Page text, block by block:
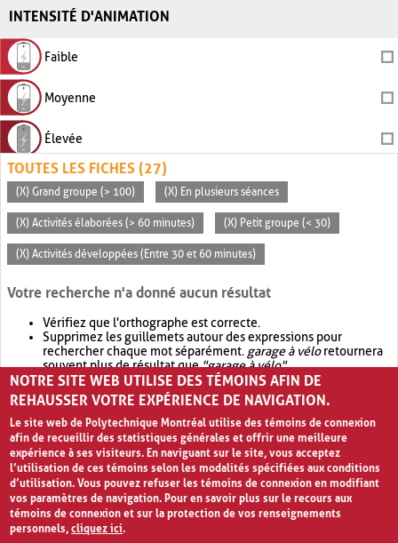
INTENSITÉ D'ANIMATION
Faible
Moyenne
Élevée
TOUTES LES FICHES (27)
(X) Grand groupe (> 100) (X) En plusieurs séances
(X) Activités élaborées (> 60 minutes) (X) Petit groupe (< 30)
(X) Activités développées (Entre 30 et 60 minutes)
Votre recherche n'a donné aucun résultat
Vérifiez que l'orthographe est correcte.
Supprimez les guillemets autour des expressions pour
rechercher chaque mot séparément. garage à véloretournera
souvent plus de résultat que"garage à vélo".
Envisagez d'élargir votre recherche avec OR.garage OR vélo
retournera souvent plus de résultat quegarage à vélo
NOTRE SITE WEB UTILISE DES TÉMOINS AFIN DE
REHAUSSER VOTRE EXPÉRIENCE DE NAVIGATION.
Le site web de Polytechnique Montréal utilise des témoins de connexion
afin de recueillir des statistiques générales et offrir une meilleure
expérience à ses visiteurs. En naviguant sur le site, vous acceptez
l’utilisation de ces témoins selon les modalités spécifiées aux conditions
d’utilisation. Vous pouvez refuser les témoins de connexion en modifiant
vos paramètres de navigation. Pour en savoir plus sur le recours aux
témoins de connexion et sur la protection de vos renseignements
personnels,cliquez ici.